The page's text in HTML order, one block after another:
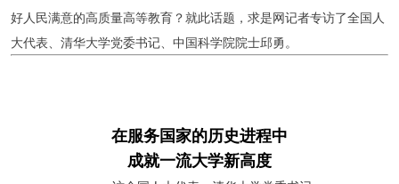
好人民满意的高质量高等教育？就此话题，求是网记者专访了全国人
大代表、清华大学党委书记、中国科学院院士邱勇。
在服务国家的历史进程中
成就一流大学新高度